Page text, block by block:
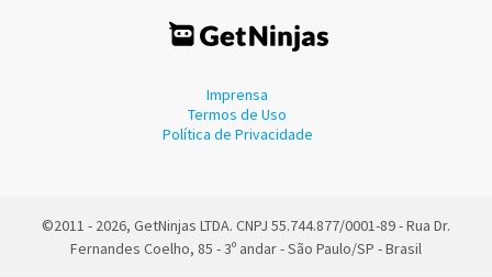
Imprensa
Termos de Uso
Política de Privacidade
©2011 - 2026, GetNinjas LTDA. CNPJ 55.744.877/0001-89 - Rua Dr.
Fernandes Coelho, 85 - 3º andar - São Paulo/SP - Brasil